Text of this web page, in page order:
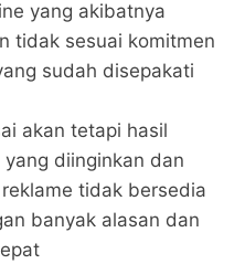
yang akibatnya
tidak sesuai komitmen
sudah disepakati
akan tetapi hasil
diinginkan dan
tidak bersedia
banyak alasan dan